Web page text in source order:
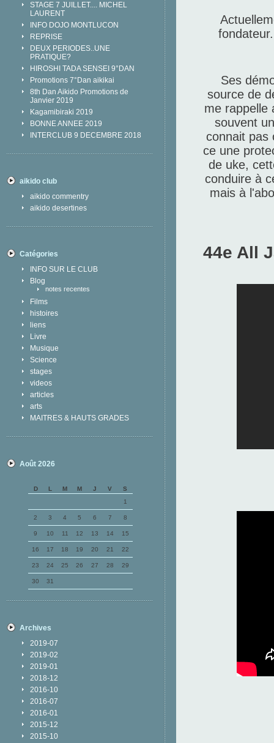
STAGE 7 JUILLET.... MICHEL
LAURENT
INFO DOJO MONTLUCON
REPRISE
DEUX PERIODES..UNE
PRATIQUE?
HIROSHI TADA SENSEI 9°DAN
Promotions 7°Dan aikikai
8th Dan Aikido Promotions de
Janvier 2019
Kagamibiraki 2019
BONNE ANNEE 2019
INTERCLUB 9 DECEMBRE 2018
aikido club
aikido commentry
aikido desertines
Catégories
INFO SUR LE CLUB
Blog
notes recentes
Films
histoires
liens
Livre
Musique
Science
stages
videos
articles
arts
MAITRES & HAUTS GRADES
Août 2026
D L M M J V
S
1
2 3 4 5 6 7 8
9 10 11 12 13 14 15
16 17 18 19 20 21 22
23 24 25 26 27 28 29
30 31
Archives
2019-07
2019-02
2019-01
2018-12
2016-10
2016-07
2016-01
2015-12
2015-10
Ses
source de
me rappelle
souvent
connait pas
ce une
de uke,
conduire à
mais à
44e All